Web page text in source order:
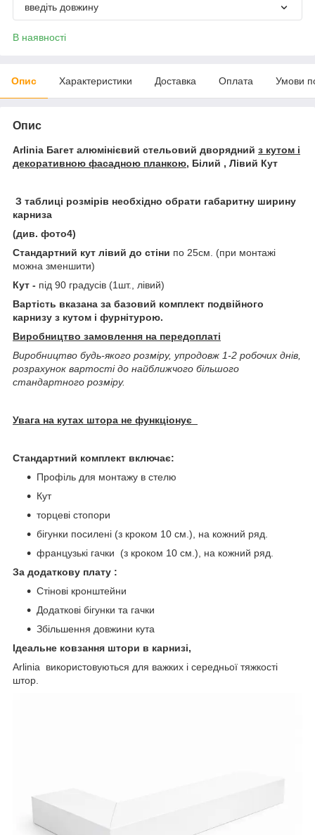
введіть довжину
В наявності
Опис Характеристики Доставка Оплата Умови
Опис
Arlinia Багет алюмінієвий стельовий дворядний з кутом і
декоративною фасадною планкою, Білий , Лівий Кут
З таблиці розмірів необхідно обрати габаритну ширину
карниза
(див. фото4)
Стандартний кут лівий до стіни по 25см. (при монтажі
можна зменшити)
Кут - під 90 градусів (1шт., лівий)
Вартість вказана за базовий комплект подвійного
карнизу з кутом і фурнітурою.
Виробництво замовлення на передоплаті
Виробництво будь-якого розміру, упродовж 1-2 робочих днів,
розрахунок вартості до найближчого більшого
стандартного розміру.
Увага на кутах штора не функціонує
Стандартний комплект включає:
Профіль для монтажу в стелю
Кут
торцеві стопори
бігунки посилені (з кроком 10 см.), на кожний ряд.
французькі гачки (з кроком 10 см.), на кожний ряд.
За додаткову плату :
Стінові кронштейни
Додаткові бігунки та гачки
Збільшення довжини кута
Ідеальне ковзання штори в карнизі,
Arlinia використовуються для важких і середньої тяжкості
штор.